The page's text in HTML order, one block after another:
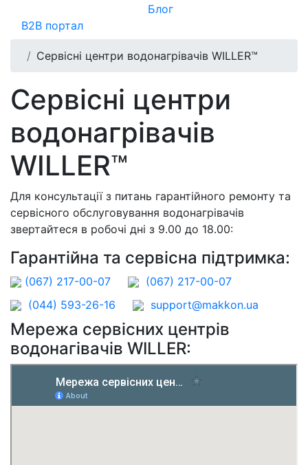
Блог
B2B портал
Сервісні центри водонагрівачів WILLER™
Сервісні центри
водонагрівачів
WILLER™
Для консультації з питань гарантійного ремонту та
сервісного обслуговування водонагрівачів
звертайтеся в робочі дні з 9.00 до 18.00:
Гарантійна та сервісна підтримка:
(067) 217-00-07
(067) 217-00-07
(044) 593-26-16
support@makkon.ua
Мережа сервісних центрів
водонагівачів WILLER: